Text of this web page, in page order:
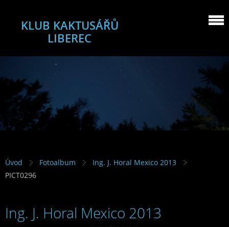
KLUB KAKTUSÁŘŮ
LIBEREC
Úvod Fotoalbum
Ing. J. Horal Mexico 2013
PICT0296
Ing. J. Horal Mexico 2013